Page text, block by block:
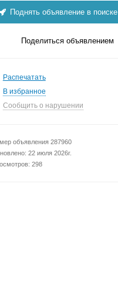
Поднять объявление в поиске
Поделиться объявлением
Распечатать
В избранное
Сообщить о нарушении
объявления 287960
22 июля 2026г.
298